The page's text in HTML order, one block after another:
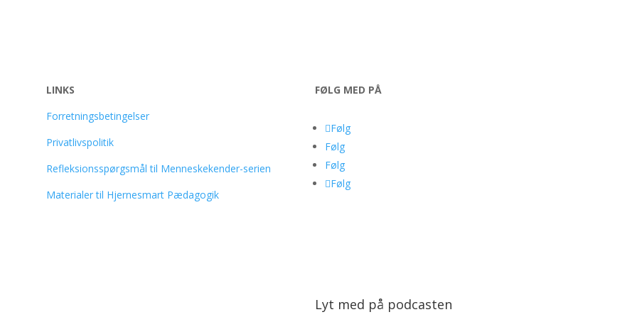
LINKS
Forretningsbetingelser
Privatlivspolitik
Refleksionsspørgsmål til Menneskekender-serien
Materialer til Hjernesmart Pædagogik
FØLG MED PÅ
Følg
Følg
Følg
Følg
Lyt med på podcasten